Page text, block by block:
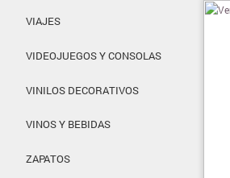
VIAJES
VIDEOJUEGOS Y CONSOLAS
VINILOS DECORATIVOS
VINOS Y BEBIDAS
ZAPATOS